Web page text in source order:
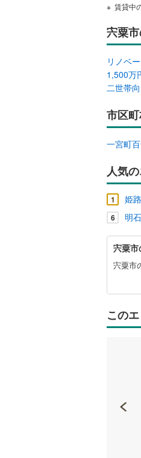
賃貸中
宍粟
リノベ
1,500万
二世帯
市区
一宮町
人気
1 姫
6 明
宍
粟
市
る
情
宍粟市
宍粟市
この